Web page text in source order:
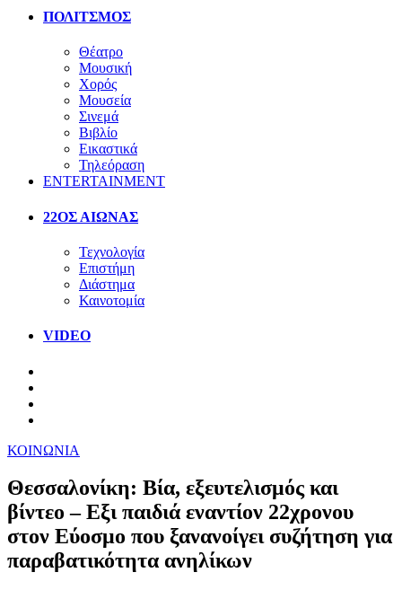
ΠΟΛΙΤΣΜΟΣ
Θέατρο
Μουσική
Χορός
Μουσεία
Σινεμά
Βιβλίο
Εικαστικά
Τηλεόραση
ENTERTAINMENT
22ΟΣ ΑΙΩΝΑΣ
Τεχνολογία
Επιστήμη
Διάστημα
Καινοτομία
VIDEO
ΚΟΙΝΩΝΙΑ
Θεσσαλονίκη: Βία, εξευτελισμός και
βίντεο – Εξι παιδιά εναντίον 22χρονου
στον Εύοσμο που ξανανοίγει συζήτηση για
παραβατικότητα ανηλίκων